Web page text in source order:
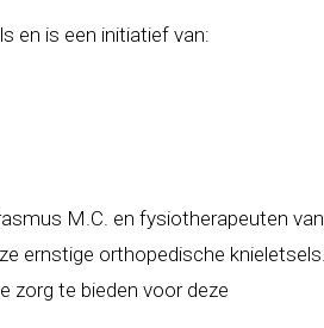
en is een initiatief van:
M.C. en fysiotherapeuten van
ernstige orthopedische knieletsels.
zorg te bieden voor deze